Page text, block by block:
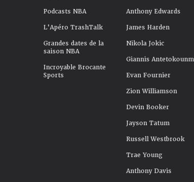
Podcasts NBA
L'Apéro TrashTalk
Grandes dates de la
saison NBA
Incroyable Brocante
Sports
Anthony Edwards
James Harden
Nikola Jokic
Giannis
Evan Fournier
Zion Williamson
Devin Booker
Jayson Tatum
Russell Westbrook
Trae Young
Anthony Davis